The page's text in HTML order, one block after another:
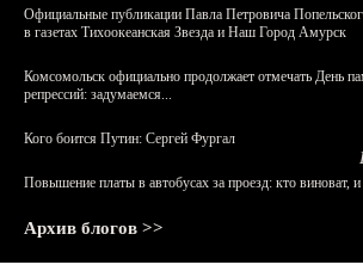
Официальные публикации Павла Петровича
в газетах Тихоокеанская Звезда и Наш Город Амурск
Комсомольск официально продолжает отмечать День
репрессий: задумаемся...
Кого боится Путин: Сергей Фургал
Повышение платы в автобусах за проезд: кто виноват, и
Архив блогов >>